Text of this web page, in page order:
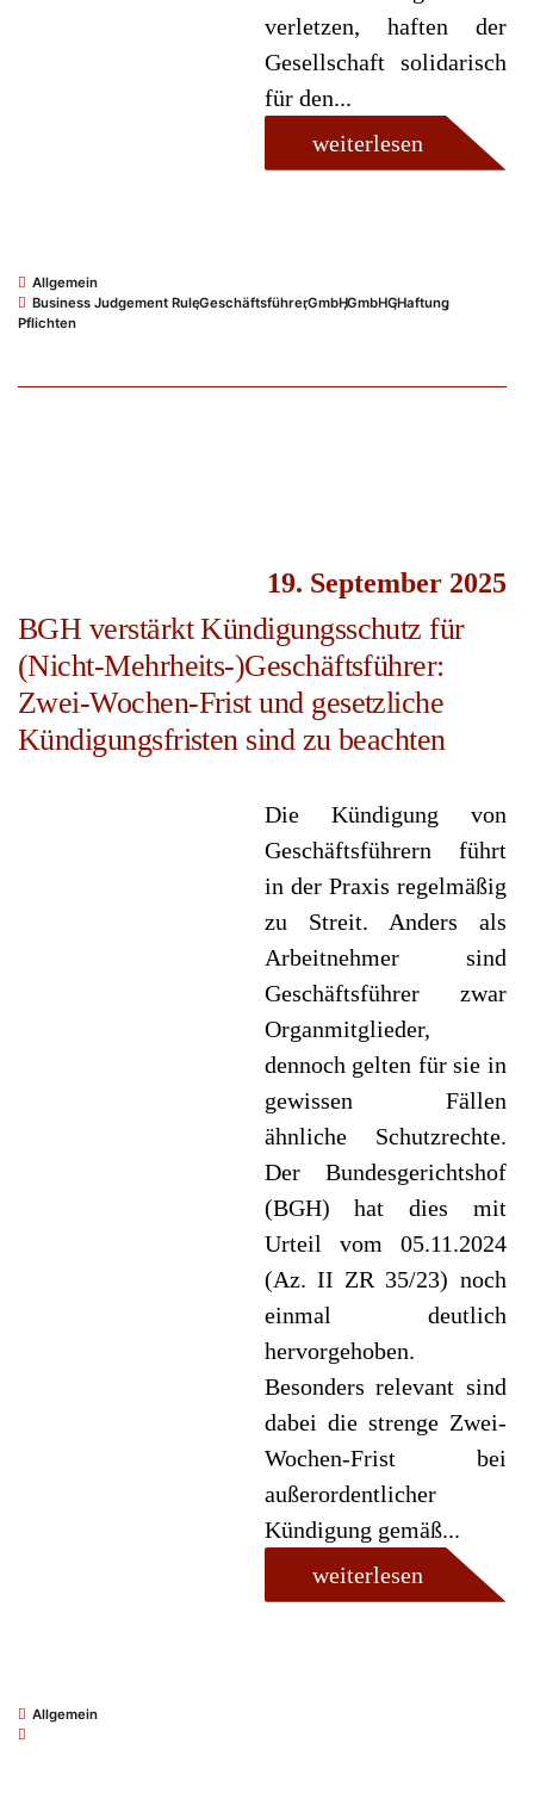
verletzen, haften der
Gesellschaft solidarisch
für den...
weiterlesen
Allgemein
Business Judgement Rule
,Geschäftsführer
,GmbH
,GmbHG
,Haftung
,
Pflichten
19. September 2025
BGH verstärkt Kündigungsschutz für
(Nicht-Mehrheits-)Geschäftsführer:
Zwei-Wochen-Frist und gesetzliche
Kündigungsfristen sind zu beachten
Die Kündigung von
Geschäftsführern führt
in der Praxis regelmäßig
zu Streit. Anders als
Arbeitnehmer sind
Geschäftsführer zwar
Organmitglieder,
dennoch gelten für sie in
gewissen Fällen
ähnliche Schutzrechte.
Der Bundesgerichtshof
(BGH) hat dies mit
Urteil vom 05.11.2024
(Az. II ZR 35/23) noch
einmal deutlich
hervorgehoben.
Besonders relevant sind
dabei die strenge Zwei-
Wochen-Frist bei
außerordentlicher
Kündigung gemäß...
weiterlesen
Allgemein